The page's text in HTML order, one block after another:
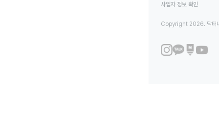
사업자 정보 확인
Copyright 2026. 닥터